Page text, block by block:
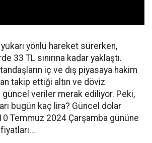
yönlü hareket sürerken,
33 TL sınırına kadar yaklaştı.
iç ve dış piyasaya hakim
takip ettiği altın ve döviz
veriler merak ediliyor. Peki,
bugün kaç lira? Güncel dolar
Temmuz 2024 Çarşamba gününe